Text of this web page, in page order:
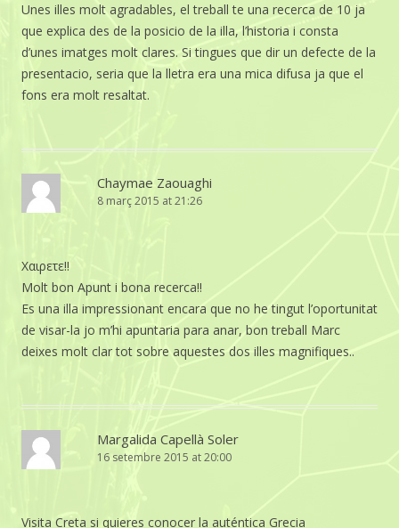
Unes illes molt agradables, el treball te una recerca de 10 ja
que explica des de la posicio de la illa, l’historia i consta
d’unes imatges molt clares. Si tingues que dir un defecte de la
presentacio, seria que la lletra era una mica difusa ja que el
fons era molt resaltat.
Chaymae Zaouaghi
8 març 2015 at 21:26
Χαιρετε!!
Molt bon Apunt i bona recerca!!
Es una illa impressionant encara que no he tingut l’oportunitat
de visar-la jo m’hi apuntaria para anar, bon treball Marc
deixes molt clar tot sobre aquestes dos illes magnifiques..
Margalida Capellà Soler
16 setembre 2015 at 20:00
Visita Creta si quieres conocer la auténtica Grecia